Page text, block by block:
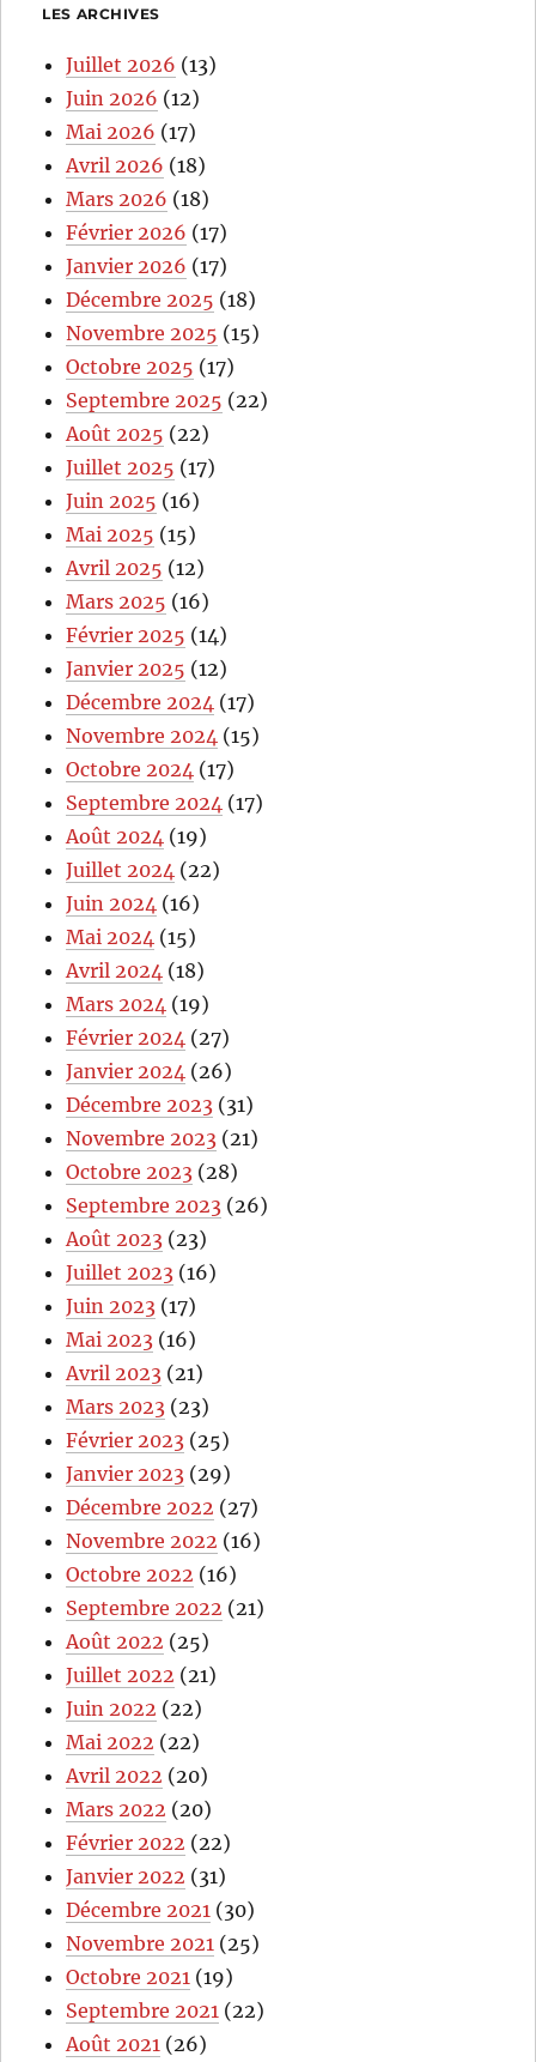
LES ARCHIVES
Juillet 2026 (13)
Juin 2026 (12)
Mai 2026 (17)
Avril 2026 (18)
Mars 2026 (18)
Février 2026 (17)
Janvier 2026 (17)
Décembre 2025 (18)
Novembre 2025 (15)
Octobre 2025 (17)
Septembre 2025 (22)
Août 2025 (22)
Juillet 2025 (17)
Juin 2025 (16)
Mai 2025 (15)
Avril 2025 (12)
Mars 2025 (16)
Février 2025 (14)
Janvier 2025 (12)
Décembre 2024 (17)
Novembre 2024 (15)
Octobre 2024 (17)
Septembre 2024 (17)
Août 2024 (19)
Juillet 2024 (22)
Juin 2024 (16)
Mai 2024 (15)
Avril 2024 (18)
Mars 2024 (19)
Février 2024 (27)
Janvier 2024 (26)
Décembre 2023 (31)
Novembre 2023 (21)
Octobre 2023 (28)
Septembre 2023 (26)
Août 2023 (23)
Juillet 2023 (16)
Juin 2023 (17)
Mai 2023 (16)
Avril 2023 (21)
Mars 2023 (23)
Février 2023 (25)
Janvier 2023 (29)
Décembre 2022 (27)
Novembre 2022 (16)
Octobre 2022 (16)
Septembre 2022 (21)
Août 2022 (25)
Juillet 2022 (21)
Juin 2022 (22)
Mai 2022 (22)
Avril 2022 (20)
Mars 2022 (20)
Février 2022 (22)
Janvier 2022 (31)
Décembre 2021 (30)
Novembre 2021 (25)
Octobre 2021 (19)
Septembre 2021 (22)
Août 2021 (26)